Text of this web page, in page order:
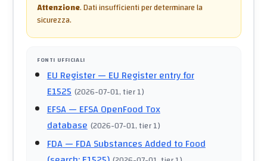
Attenzione.Dati insufficienti per determinare la
sicurezza.
FONTI UFFICIALI
EU Register— EU Register entry for
E1525 (2026-07-01, tier 1)
EFSA— EFSA OpenFood Tox
database (2026-07-01, tier 1)
FDA— FDA Substances Added to Food